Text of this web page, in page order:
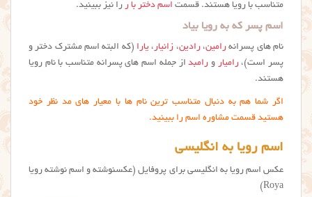
متناسب با رویا هستند. قسمت اسم دختر با ر را نیز ببینید.
اسم پسر که به رویا بیاد
نام های پسرانه رامین،رادین، زانیار، یارا (که البته اسم مشترک دختر و
پسر است)،رامیار و رامبداز جمله اسم های پسرانه متناسب با نام رویا
هستند.
اگر شما هم به دنبال متناسب ترین نام ها با معیار های مد نظر خود
هستید قسمت مشاوره اسم را ببینید.
اسم رویا به انگلیسی
عکس اسم رویا به انگلیسی برای پروفایل (عکسنوشته و اسم نوشته رويا
Roya)